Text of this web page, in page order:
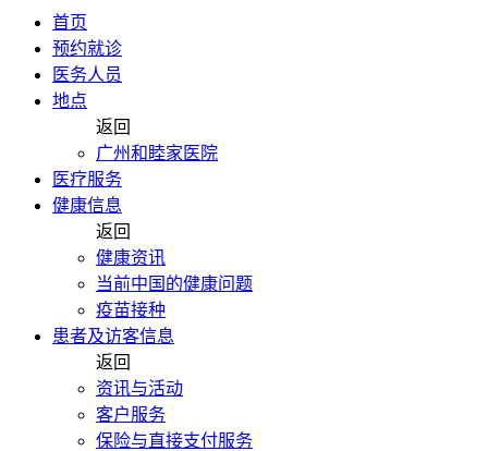
首页
预约就诊
医务人员
地点
返回
广州和睦家医院
医疗服务
健康信息
返回
健康资讯
当前中国的健康问题
疫苗接种
患者及访客信息
返回
资讯与活动
客户服务
保险与直接支付服务